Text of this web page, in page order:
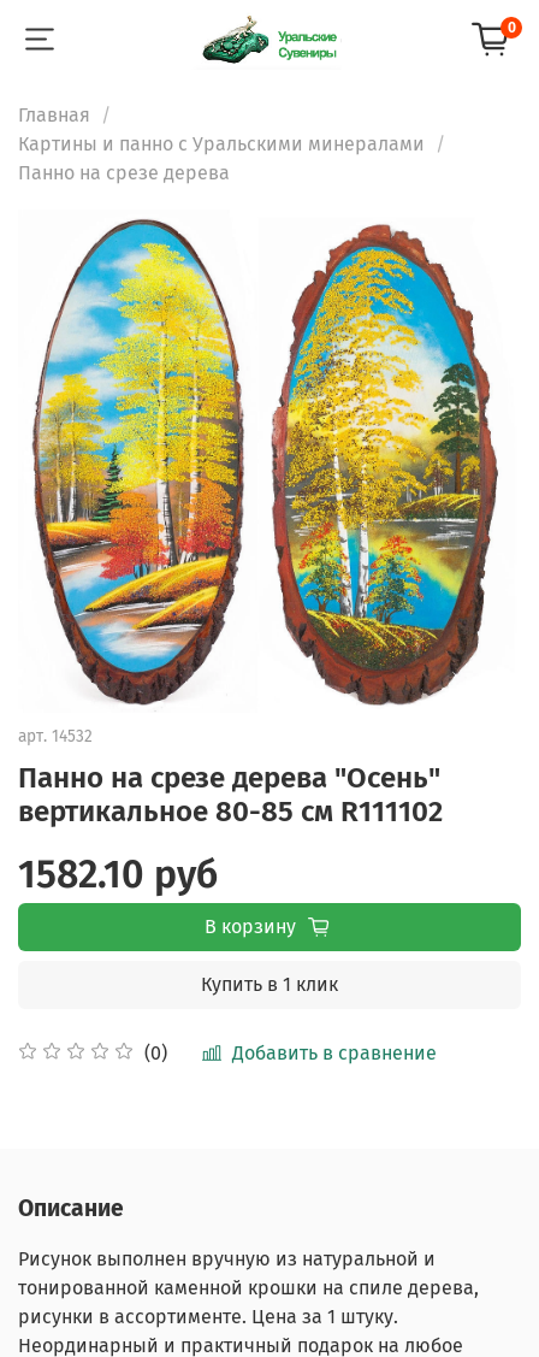
0
Главная
Картины и панно с Уральскими минералами
Панно на срезе дерева
арт. 14532
Панно на срезе дерева "Осень"
вертикальное 80-85 см R111102
(0) Добавить в сравнение
1582.10 руб
В корзину
Купить в 1 клик
Описание
Рисунок выполнен вручную из натуральной и
тонированной каменной крошки на спиле дерева,
рисунки в ассортименте. Цена за 1 штуку.
Неординарный и практичный подарок на любое